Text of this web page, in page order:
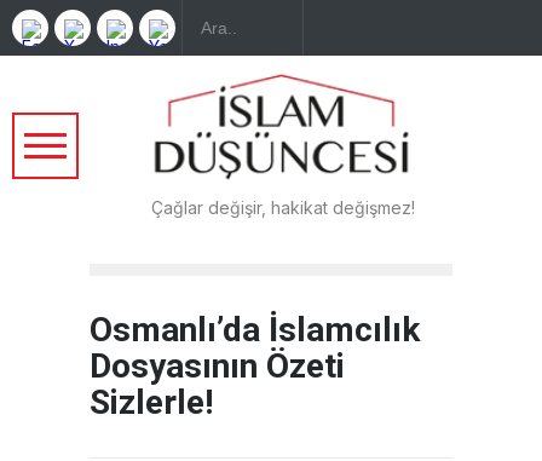
Çağlar değişir, hakikat değişmez!
Osmanlı’da İslamcılık
Dosyasının Özeti
Sizlerle!